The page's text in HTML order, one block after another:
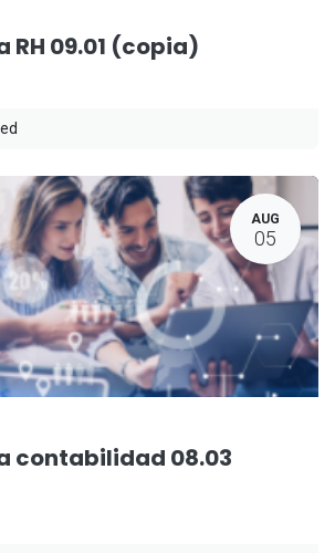
RH 09.01 (copia)
AUG
05
contabilidad 08.03